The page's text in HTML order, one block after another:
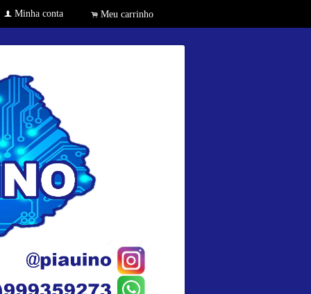
f Minha conta . Meu carrinho